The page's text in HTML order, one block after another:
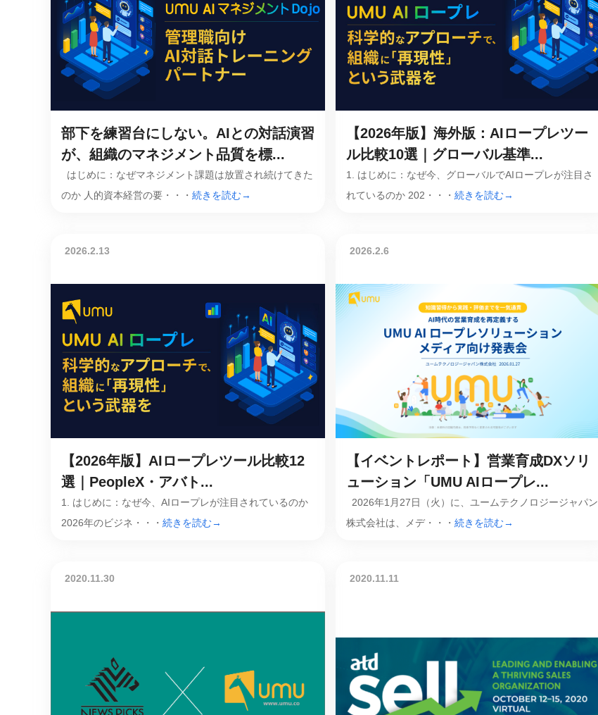
AI人材育成：プロジェクトマネ
ジメント
AIでステークホルダー分析を行い、
戦略を立案。組織を巻き込み、成果
を出す推進力を養う
AI人材育成：HRエンパワーメ
AIでオペレーション業務から解放。
社内の情報資産を活用し、社員か
らの質問に回答する専属のAIアシ
スピーチやプレゼンに効果的なジェ
スチャーに特化した実践トレーニン
グ
部下を練習台にしない。AIとの対話演習
が、組織のマネジメント品質を標...
はじめに：なぜマネジメント課題は放置され続けてきた
のか 人的資本経営の要・・・ 続きを読む→
【2026年版】海外版：AIロープレツー
ル比較10選｜グローバル基準...
1. はじめに：なぜ今、グローバルでAIロープレが注目さ
れているのか 202・・・ 続きを読む→
2026.2.13
【2026年版】AIロープレツール比較12
選｜PeopleX・アバト...
1. はじめに：なぜ今、AIロープレが注目されているのか
2026年のビジネ・・・ 続きを読む→
2026.2.6
【イベントレポート】営業育成DXソリ
ューション「UMU AIロープレ...
2026年1月27日（火）に、ユームテクノロジージャパン
株式会社は、メデ・・・ 続きを読む→
2020.11.30 2020.11.11